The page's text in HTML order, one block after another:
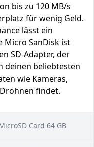
bis zu 120 MB/s
für wenig Geld.
lässt ein
Micro SanDisk ist
SD-Adapter, der
deinen beliebtesten
wie Kameras,
findet.
Card 64 GB